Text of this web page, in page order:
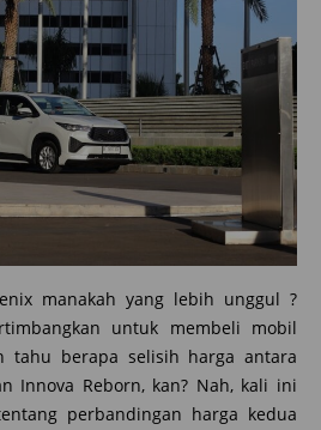
manakah yang lebih unggul ?
untuk membeli mobil
tahu berapa selisih harga antara
Innova Reborn, kan? Nah, kali ini
perbandingan harga kedua